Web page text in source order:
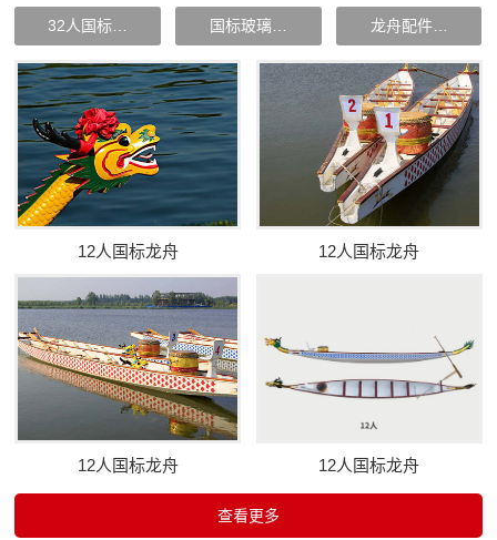
32人国标… 国标玻璃… 龙舟配件…
12人国标龙舟 12人国标龙舟
12人国标龙舟 12人国标龙舟
查看更多